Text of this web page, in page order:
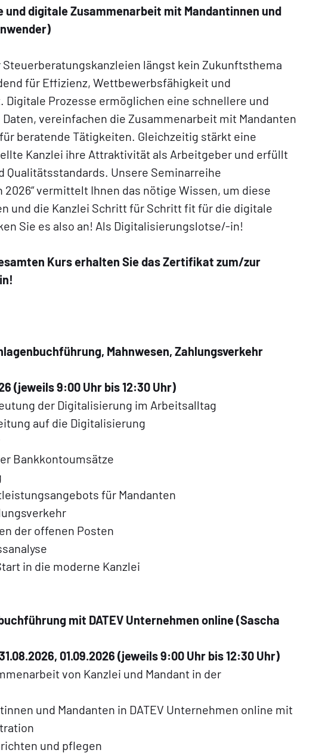
und digitale Zusammenarbeit mit Mandantinnen und
längst kein Zukunftsthema
für Effizienz, Wettbewerbsfähigkeit und
Digitale Prozesse ermöglichen eine schnellere und
vereinfachen die Zusammenarbeit mit Mandanten
beratende Tätigkeiten. Gleichzeitig stärkt eine
Kanzlei ihre Attraktivität als Arbeitgeber und erfüllt
Qualitätsstandards. Unsere Seminarreihe
vermittelt Ihnen das nötige Wissen, um diese
und die Kanzlei Schritt für Schritt fit für die digitale
Sie es also an! Als Digitalisierungslotse/-in!
Kurs erhalten Sie das Zertifikat zum/zur
Mahnwesen, Zahlungsverkehr
(jeweils 9:00 Uhr bis 12:30 Uhr)
der Digitalisierung im Arbeitsalltag
auf die Digitalisierung
Bankkontoumsätze
für Mandanten
der offenen Posten
in die moderne Kanzlei
mit DATEV Unternehmen online (Sascha
01.09.2026 (jeweils 9:00 Uhr bis 12:30 Uhr)
von Kanzlei und Mandant in der
und Mandanten in DATEV Unternehmen online mit
und pflegen